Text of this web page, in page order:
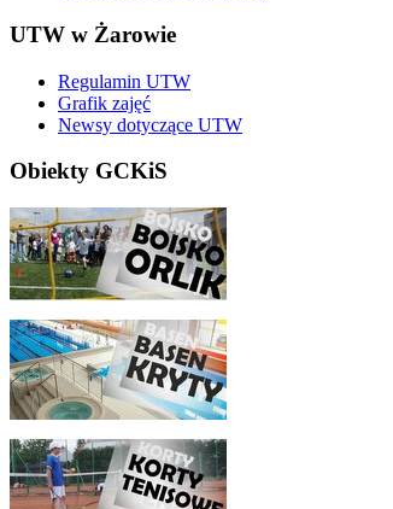
UTW w Żarowie
Regulamin UTW
Grafik zajęć
Newsy dotyczące UTW
Obiekty GCKiS